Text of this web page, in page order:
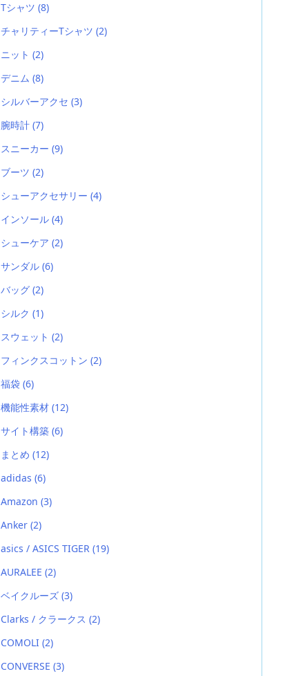
Tシャツ (8)
チャリティーTシャツ (2)
ニット (2)
デニム (8)
シルバーアクセ (3)
腕時計 (7)
スニーカー (9)
ブーツ (2)
シューアクセサリー (4)
インソール (4)
シューケア (2)
サンダル (6)
バッグ (2)
シルク (1)
スウェット (2)
フィンクスコットン (2)
福袋 (6)
機能性素材 (12)
サイト構築 (6)
まとめ (12)
adidas (6)
Amazon (3)
Anker (2)
asics / ASICS TIGER (19)
AURALEE (2)
ベイクルーズ (3)
Clarks / クラークス (2)
COMOLI (2)
CONVERSE (3)